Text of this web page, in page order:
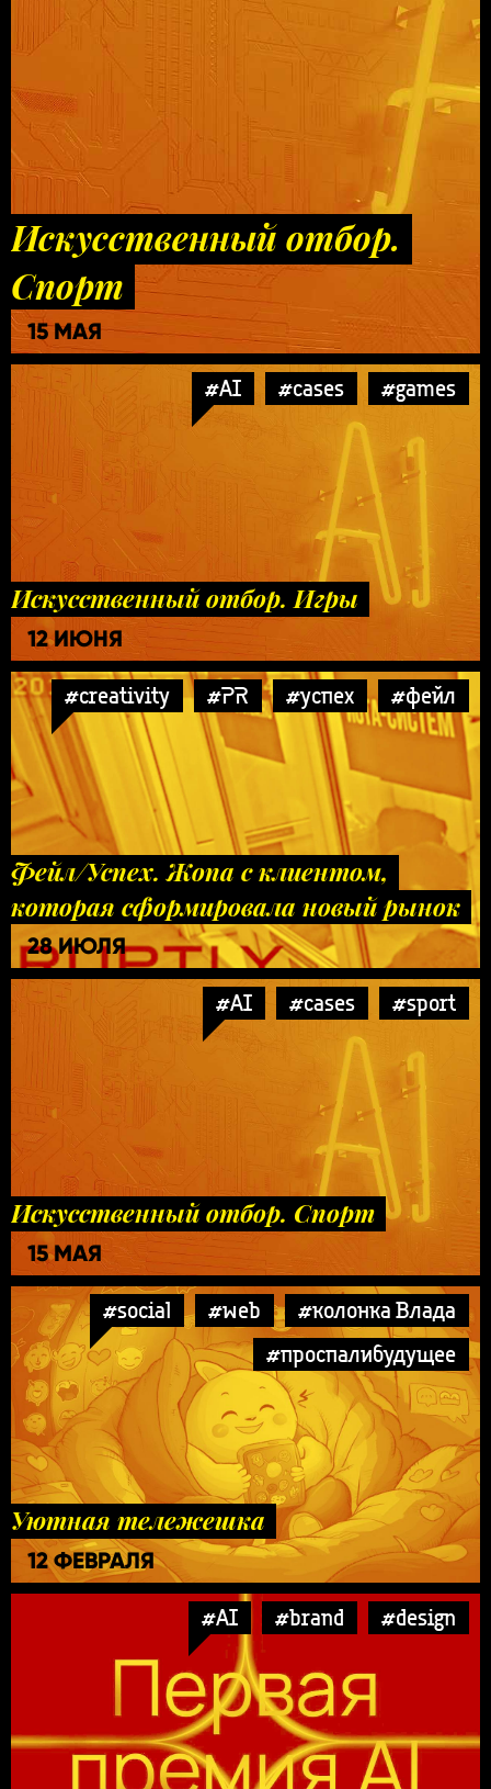
Искусственный отбор.
Спорт
15 МАЯ
#AI #cases #games
Искусственный отбор. Игры
12 ИЮНЯ
#creativity #PR #успех #фейл
Фейл/Успех. Жопа с клиентом,
которая сформировала новый рынок
28 ИЮЛЯ
#AI #cases #sport
Искусственный отбор. Спорт
15 МАЯ
#social #web
#колонка Влада
#проспалибудущее
Уютная тележешка
12 ФЕВРАЛЯ
#AI #brand #design